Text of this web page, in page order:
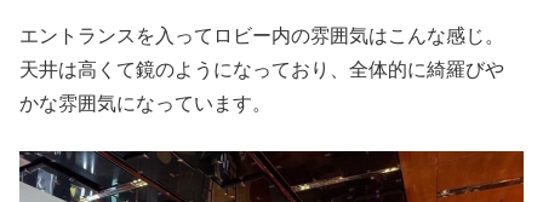
エントランスを入ってロビー内の雰囲気はこんな感じ。
天井は高くて鏡のようになっており、全体的に綺羅びや
かな雰囲気になっています。